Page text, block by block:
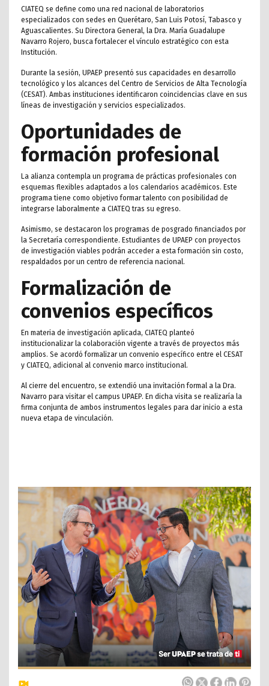
CIATEQ se define como una red nacional de laboratorios
especializados con sedes en Querétaro, San Luis Potosí, Tabasco y
Aguascalientes. Su Directora General, la Dra. María Guadalupe
Navarro Rojero, busca fortalecer el vínculo estratégico con esta
Institución.
Durante la sesión, UPAEP presentó sus capacidades en desarrollo
tecnológico y los alcances del Centro de Servicios de Alta Tecnología
(CESAT). Ambas instituciones identificaron coincidencias clave en sus
líneas de investigación y servicios especializados.
Oportunidades de
formación profesional
La alianza contempla un programa de prácticas profesionales con
esquemas flexibles adaptados a los calendarios académicos. Este
programa tiene como objetivo formar talento con posibilidad de
integrarse laboralmente a CIATEQ tras su egreso.
Asimismo, se destacaron los programas de posgrado financiados por
la Secretaría correspondiente. Estudiantes de UPAEP con proyectos
de investigación viables podrán acceder a esta formación sin costo,
respaldados por un centro de referencia nacional.
Formalización de
convenios específicos
En materia de investigación aplicada, CIATEQ planteó
institucionalizar la colaboración vigente a través de proyectos más
amplios. Se acordó formalizar un convenio específico entre el CESAT
y CIATEQ, adicional al convenio marco institucional.
Al cierre del encuentro, se extendió una invitación formal a la Dra.
Navarro para visitar el campus UPAEP. En dicha visita se realizaría la
firma conjunta de ambos instrumentos legales para dar inicio a esta
nueva etapa de vinculación.